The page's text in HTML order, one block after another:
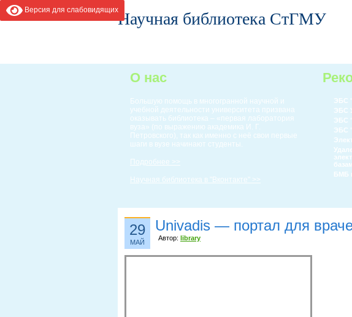
Версия для слабовидящихНаучная библиотека СтГМУ
О нас
Большую помощь в многогранной научной и
учебной деятельности университета призвана
оказывать библиотека – «первая лаборатория
вуза» (по выражению академика И. Г.
Петровского), так как именно с неё свои первые
шаги в вузе начинают студенты.
Подробнее >>
Научная библиотека в "Вконтакте" >>
ЭБС
ЭБС
ЭБС
ЭБС
БМБ
29
МАЙ
Univadis — портал для
Автор: library